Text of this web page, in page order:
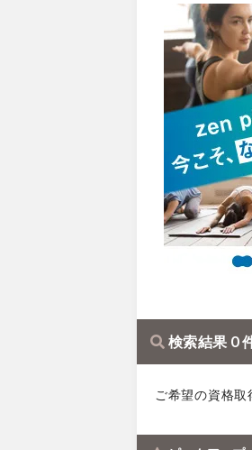
検索結果 0
ご希望の資格取